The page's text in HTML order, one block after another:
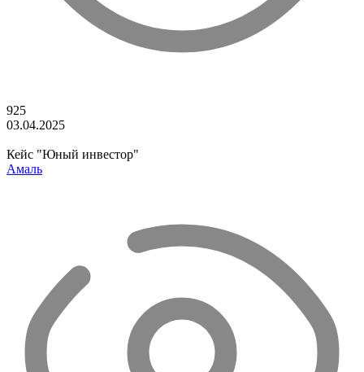
925
03.04.2025
Кейс "Юный инвестор"
Амаль